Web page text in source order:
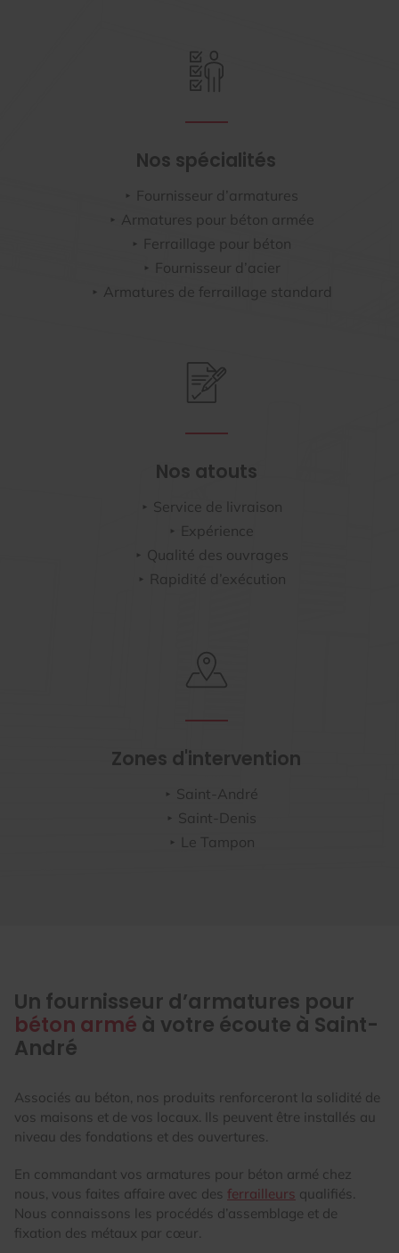
Nos spécialités
Fournisseur d’armatures
Armatures pour béton armée
Ferraillage pour béton
Fournisseur d’acier
Armatures de ferraillage standard
Nos atouts
Service de livraison
Expérience
Qualité des ouvrages
Rapidité d’exécution
Zones d'intervention
Saint-André
Saint-Denis
Le Tampon
Un fournisseur d’armatures pour
béton armé à votre écoute à Saint-
André
Associés au béton, nos produits renforceront la solidité de
vos maisons et de vos locaux. Ils peuvent être installés au
niveau des fondations et des ouvertures.
En commandant vos armatures pour béton armé chez
nous, vous faites affaire avec des ferrailleurs qualifiés.
Nous connaissons les procédés d’assemblage et de
fixation des métaux par cœur.